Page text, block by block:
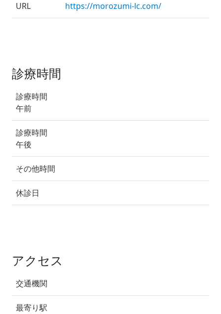
URL https://morozumi-lc.com/
診療時間
診療時間
午前
診療時間
午後
その他時間
休診日
アクセス
交通機関
最寄り駅